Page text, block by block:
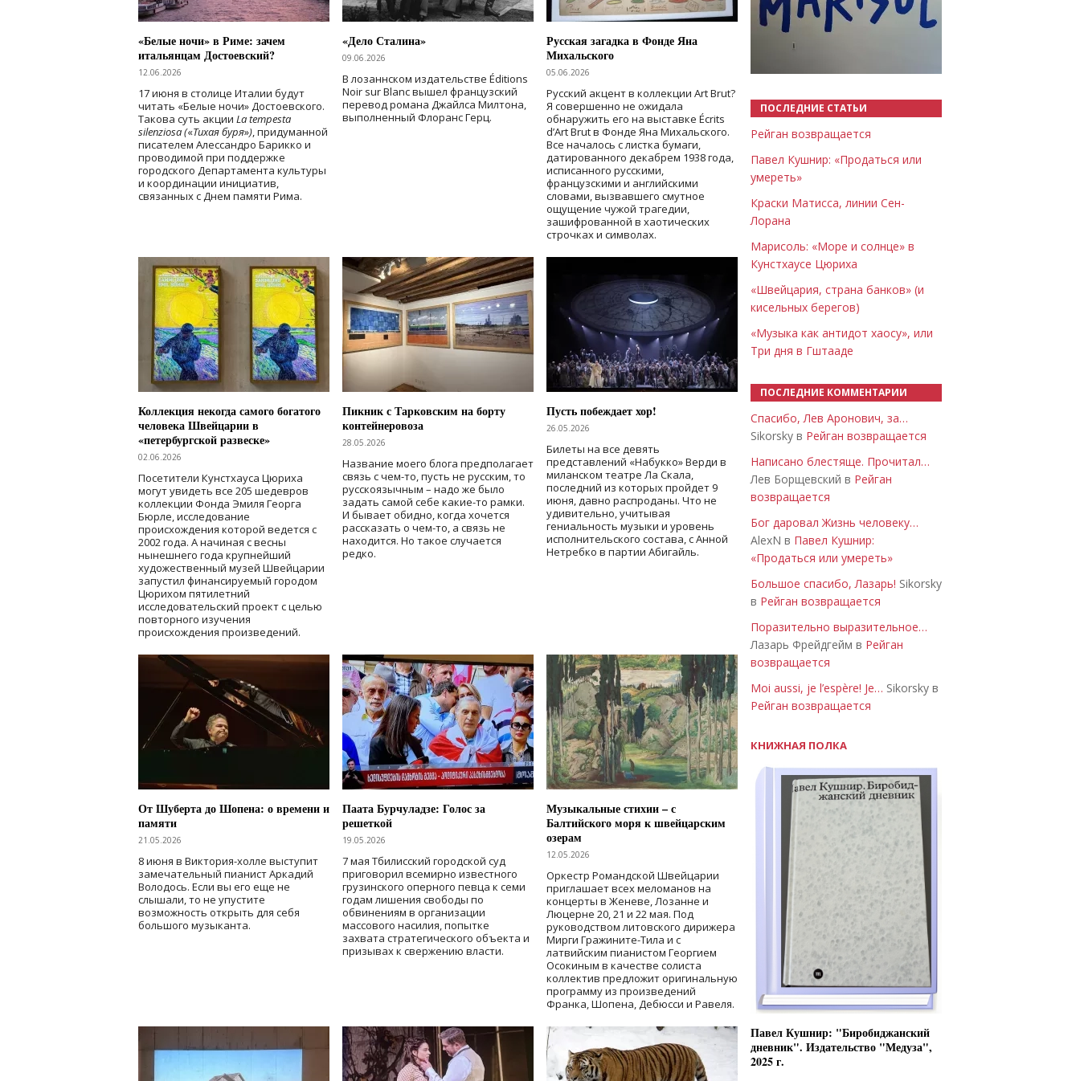
«Белые ночи» в Риме: зачем
итальянцам Достоевский?
12.06.2026
17 июня в столице Италии будут
читать «Белые ночи» Достоевского.
Такова суть акции La tempesta
silenziosa («Тихая буря»), придуманной
писателем Алессандро Барикко и
проводимой при поддержке
городского Департамента культуры
и координации инициатив,
связанных с Днем памяти Рима.
«Дело Сталина»
09.06.2026
В лозаннском издательстве Éditions
Noir sur Blanc вышел французский
перевод романа Джайлса Милтона,
выполненный Флоранс Герц.
Русская загадка в Фонде Яна
Михальского
05.06.2026
Русский акцент в коллекции Art Brut?
Я совершенно не ожидала
обнаружить его на выставке Écrits
d’Art Brut в Фонде Яна Михальского.
Все началось с листка бумаги,
датированного декабрем 1938 года,
исписанного русскими,
французскими и английскими
словами, вызвавшего смутное
ощущение чужой трагедии,
зашифрованной в хаотических
строчках и символах.
Коллекция некогда самого богатого
человека Швейцарии в
«петербургской развеске»
02.06.2026
Посетители Кунстхауса Цюриха
могут увидеть все 205 шедевров
коллекции Фонда Эмиля Георга
Бюрле, исследование
происхождения которой ведется с
2002 года. А начиная с весны
нынешнего года крупнейший
художественный музей Швейцарии
запустил финансируемый городом
Цюрихом пятилетний
исследовательский проект с целью
повторного изучения
происхождения произведений.
Пикник с Тарковским на борту
контейнеровоза
28.05.2026
Название моего блога предполагает
связь с чем-то, пусть не русским, то
русскоязычным – надо же было
задать самой себе какие-то рамки.
И бывает обидно, когда хочется
рассказать о чем-то, а связь не
находится. Но такое случается
редко.
Пусть побеждает хор!
26.05.2026
Билеты на все девять
представлений «Набукко» Верди в
миланском театре Ла Скала,
последний из которых пройдет 9
июня, давно распроданы. Что не
удивительно, учитывая
гениальность музыки и уровень
исполнительского состава, с Анной
Нетребко в партии Абигайль.
От Шуберта до Шопена: о времени и
памяти
21.05.2026
8 июня в Виктория-холле выступит
замечательный пианист Аркадий
Володось. Если вы его еще не
слышали, то не упустите
возможность открыть для себя
большого музыканта.
Паата Бурчуладзе: Голос за
решеткой
19.05.2026
7 мая Тбилисский городской суд
приговорил всемирно известного
грузинского оперного певца к семи
годам лишения свободы по
обвинениям в организации
массового насилия, попытке
захвата стратегического объекта и
призывах к свержению власти.
Музыкальные стихии – с
Балтийского моря к швейцарским
озерам
12.05.2026
Оркестр Романдской Швейцарии
приглашает всех меломанов на
концерты в Женеве, Лозанне и
Люцерне 20, 21 и 22 мая. Под
руководством литовского дирижера
Мирги Гражините-Тила и с
латвийским пианистом Георгием
Осокиным в качестве солиста
коллектив предложит оригинальную
программу из произведений
Франка, Шопена, Дебюсси и Равеля.
ПОСЛЕДНИЕ СТАТЬИ
Рейган возвращается
Павел Кушнир: «Продаться или
умереть»
Краски Матисса, линии Сен-
Лорана
Марисоль: «Море и солнце» в
Кунстхаусе Цюриха
«Швейцария, страна банков» (и
кисельных берегов)
«Музыка как антидот хаосу», или
Три дня в Гштааде
ПОСЛЕДНИЕ КОММЕНТАРИИ
Спасибо, Лев Аронович, за…
Sikorsky в Рейган возвращается
Написано блестяще. Прочитал…
Лев Борщевский в Рейган
возвращается
Бог даровал Жизнь человеку…
AlexN в Павел Кушнир:
«Продаться или умереть»
Большое спасибо, Лазарь! Sikorsky
в Рейган возвращается
Поразительно выразительное…
Лазарь Фрейдгейм в Рейган
возвращается
Moi aussi, je l’espère! Je… Sikorsky в
Рейган возвращается
КНИЖНАЯ ПОЛКА
Павел Кушнир: "Биробиджанский
дневник". Издательство "Медуза",
2025 г.